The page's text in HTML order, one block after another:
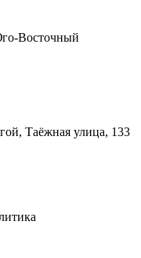
Восточный
Таёжная улица, 133